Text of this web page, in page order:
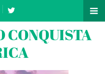
CONQUISTA